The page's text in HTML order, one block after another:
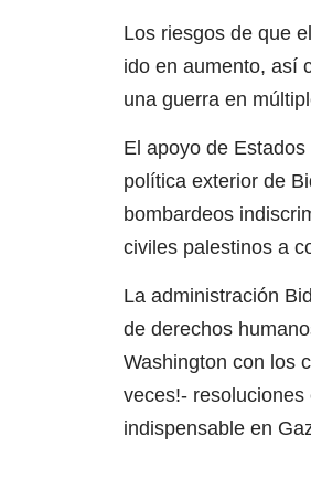
Los riesgos de que
ido en aumento, así
una guerra en
El apoyo de
política exterior de
bombardeos
civiles palestinos a
La administración
de derechos
Washington con los
veces!-
indispensable en